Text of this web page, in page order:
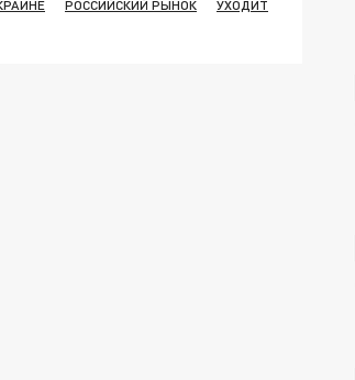
РОССИЙСКИЙ РЫНОК
УХОДИТ